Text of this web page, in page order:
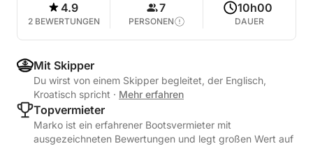
4.9
2 BEWERTUNGEN
7
PERSONEN
10h00
DAUER
Mit Skipper
Du wirst von einem Skipper begleitet, der Englisch,
Kroatisch spricht · Mehr erfahren
Topvermieter
Marko ist ein erfahrener Bootsvermieter mit
ausgezeichneten Bewertungen und legt großen Wert auf